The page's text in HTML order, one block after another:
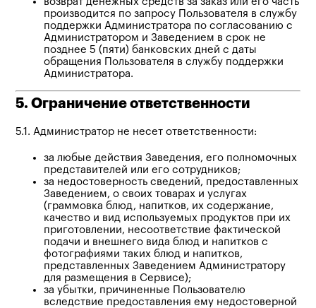
производится по запросу Пользователя в службу
поддержки Администратора по согласованию с
Администратором и Заведением в срок не
позднее 5 (пяти) банковских дней с даты
обращения Пользователя в службу поддержки
Администратора.
5. Ограничение ответственности
5.1. Администратор не несет ответственности:
за любые действия Заведения, его полномочных
представителей или его сотрудников;
за недостоверность сведений, предоставленных
Заведением, о своих товарах и услугах
(граммовка блюд, напитков, их содержание,
качество и вид используемых продуктов при их
приготовлении, несоответствие фактической
подачи и внешнего вида блюд и напитков с
фотографиями таких блюд и напитков,
представленных Заведением Администратору
для размещения в Сервисе);
за убытки, причиненные Пользователю
вследствие предоставления ему недостоверной